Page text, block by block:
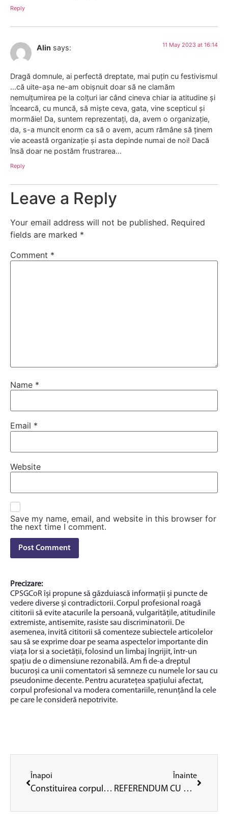
Reply
Alin says: 11 May 2023 at 16:14
Dragă domnule, ai perfectă dreptate, mai puțin cu festivismul
…că uite-așa ne-am obișnuit doar să ne clamăm
nemulțumirea pe la colțuri iar când cineva chiar ia atitudine și
încearcă, cu muncă, să miște ceva, gata, vine scepticul și
mormăie! Da, suntem reprezentați, da, avem o organizație,
da, s-a muncit enorm ca să o avem, acum rămâne să ținem
vie această organizație și asta depinde numai de noi! Dacă
însă doar ne postăm frustrarea…
Reply
Leave a Reply
Your email address will not be published. Required
fields are marked *
Comment *
Name *
Email *
Website
Save my name, email, and website in this browser for
the next time I comment.
Precizare:
CPSGCoR își propune să găzduiască informații și puncte de
vedere diverse și contradictorii. Corpul profesional roagă
cititorii să evite atacurile la persoană, vulgaritățile, atitudinile
extremiste, antisemite, rasiste sau discriminatorii. De
asemenea, invită cititorii să comenteze subiectele articolelor
sau să se exprime doar pe seama aspectelor importante din
viața lor si a societății, folosind un limbaj îngrijit, într-un
spațiu de o dimensiune rezonabilă. Am fi de-a dreptul
bucuroși ca unii comentatori să semneze cu numele lor sau cu
pseudonime decente. Pentru acuratețea spațiului afectat,
corpul profesional va modera comentariile, renunțând la cele
pe care le consideră nepotrivite.
Înapoi
Constituirea corpului profesional intră în linie dreaptă: PLANIFICAREA EVENIMENTELOR DE CONSTITUIRE A CORPURILOR JUDEȚENE.
Înainte
REFERENDUM CU PRIVIRE LA DECLANȘAREA CONFLICTULUI COLECTIV DE MUNCĂ